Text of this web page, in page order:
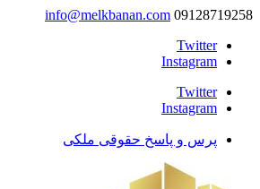
09128719258
info@melkbanan.com
Twitter
Instagram
Twitter
Instagram
پرس و پاسخ حقوقی ملکی